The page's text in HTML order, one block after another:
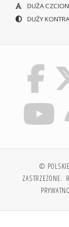
DUŻA
DUŻY
©
ZASTRZEŻONE.